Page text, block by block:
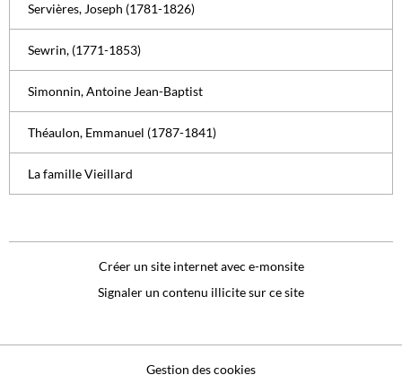
Servières, Joseph (1781-1826)
Sewrin, (1771-1853)
Simonnin, Antoine Jean-Baptist
Théaulon, Emmanuel (1787-1841)
La famille Vieillard
Créer un site internet avec e-monsite
Signaler un contenu illicite sur ce site
Gestion des cookies